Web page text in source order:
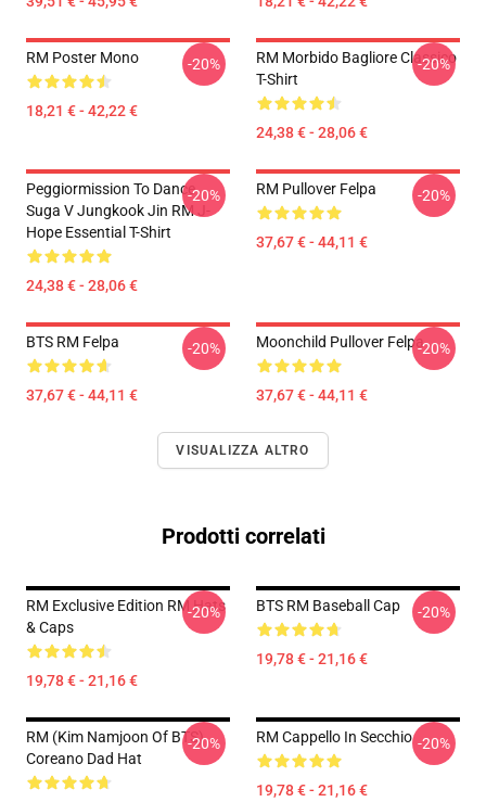
RM Poster Mono
18,21 € - 42,22 €
-20%
RM Morbido Bagliore Classico
T-Shirt
24,38 € - 28,06 €
-20%
Peggiormission To Dance
Suga V Jungkook Jin RM J-
Hope Essential T-Shirt
24,38 € - 28,06 €
-20% RM Pullover Felpa
37,67 € - 44,11 €
-20%
BTS RM Felpa
37,67 € - 44,11 €
-20% Moonchild Pullover Felpa
37,67 € - 44,11 €
-20%
VISUALIZZA ALTRO
Prodotti correlati
RM Exclusive Edition RM Hats
& Caps
19,78 € - 21,16 €
-20% BTS RM Baseball Cap
19,78 € - 21,16 €
-20%
RM (Kim Namjoon Of BTS)
Coreano Dad Hat
-20% RM Cappello In Secchio
19,78 € - 21,16 €
-20%